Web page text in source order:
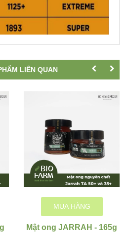
LIÊN QUAN
MUA HÀNG
Mật ong JARRAH - 165g